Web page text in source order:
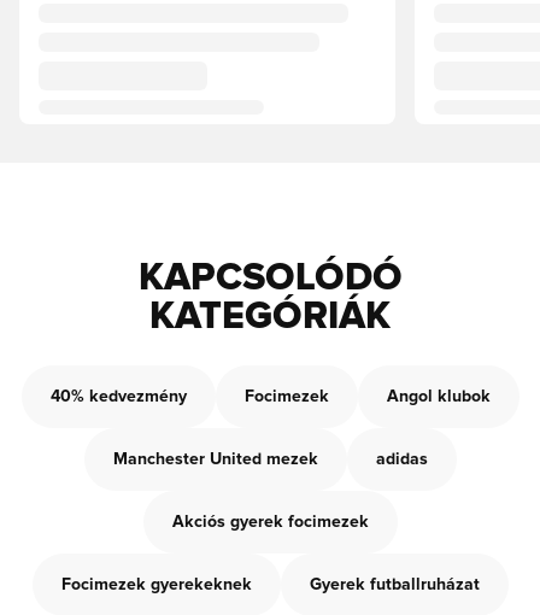
KAPCSOLÓDÓ
KATEGÓRIÁK
40% kedvezmény Focimezek Angol klubok
Manchester United mezek adidas
Akciós gyerek focimezek
Focimezek gyerekeknek Gyerek futballruházat